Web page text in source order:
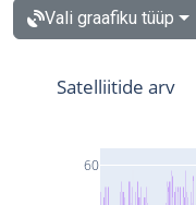
Vali graafiku tüüp
60
Satelliitide arv